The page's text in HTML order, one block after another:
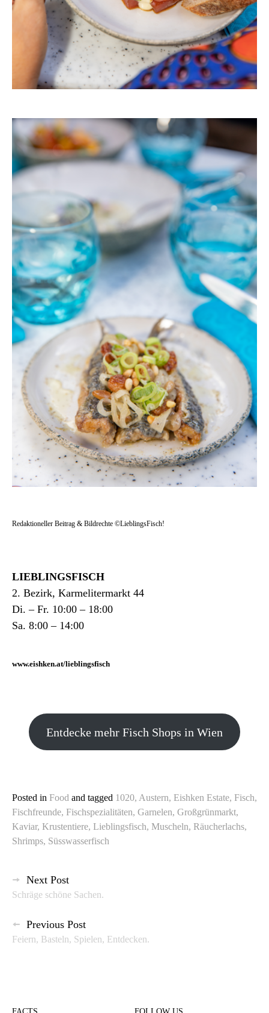
Redaktioneller Beitrag & Bildrechte ©LieblingsFisch!
LIEBLINGSFISCH
2. Bezirk, Karmelitermarkt 44
Di. – Fr. 10:00 – 18:00
Sa. 8:00 – 14:00
www.eishken.at/lieblingsfisch
Entdecke mehr Fisch Shops in Wien
Posted in Food and tagged 1020, Austern, Eishken Estate, Fisch,
Fischfreunde, Fischspezialitäten, Garnelen, Großgrünmarkt,
Kaviar, Krustentiere, Lieblingsfisch, Muscheln, Räucherlachs,
Shrimps, Süsswasserfisch
Beitragsnavigation
Next Post
Schräge schöne Sachen.
Previous Post
Feiern, Basteln, Spielen, Entdecken.